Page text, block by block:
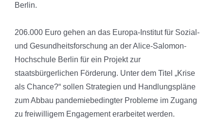
Berlin.
206.000 Euro gehen an das Europa-Institut für Sozial-
und Gesundheitsforschung an der Alice-Salomon-
Hochschule Berlin für ein Projekt zur
staatsbürgerlichen Förderung. Unter dem Titel „Krise
als Chance?“ sollen Strategien und Handlungspläne
zum Abbau pandemiebedingter Probleme im Zugang
zu freiwilligem Engagement erarbeitet werden.